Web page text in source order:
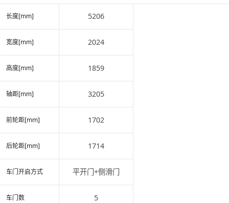
长度[mm]
宽度[mm]
高度[mm]
轴距[mm]
前轮距[mm]
后轮距[mm]
车门开启方式
车门数
5206
2024
1859
3205
1702
1714
平开门+侧滑门
5